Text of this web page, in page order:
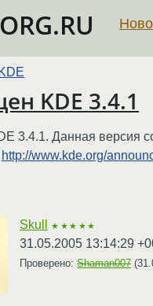
KDE
KDE 3.4.1
3.4.1. Данная версия
http://www.kde.org/
Skull ★★★★★
31.05.2005 13:14:29
Проверено: Shaman007 (